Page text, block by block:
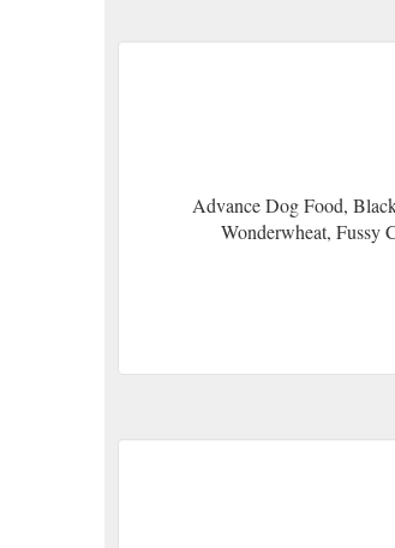
Advance Dog Food,
Wonderwheat, Fussy